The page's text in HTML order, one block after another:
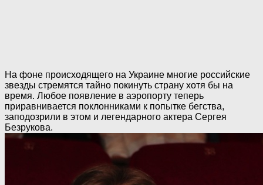
На фоне происходящего на Украине многие российские
звезды стремятся тайно покинуть страну хотя бы на
время. Любое появление в аэропорту теперь
приравнивается поклонниками к попытке бегства,
заподозрили в этом и легендарного актера Сергея
Безрукова.